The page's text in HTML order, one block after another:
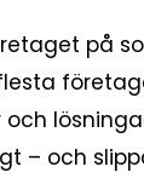
på
– och